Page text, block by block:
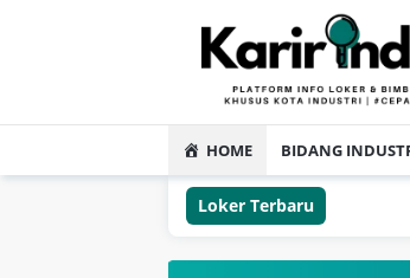
HOME BIDANG
Loker Terbaru